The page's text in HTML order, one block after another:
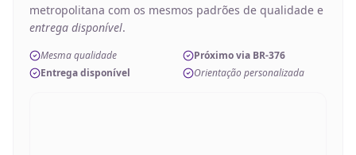
metropolitana com os mesmos padrões de qualidade e
entrega disponível.
Mesma qualidade
Próximo via BR-376
Entrega disponível
Orientação personalizada